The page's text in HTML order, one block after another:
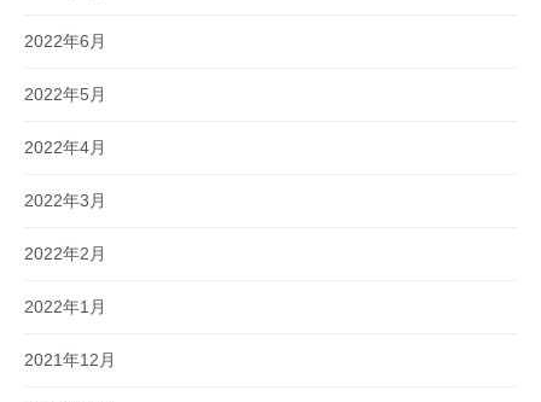
2022年6月
2022年5月
2022年4月
2022年3月
2022年2月
2022年1月
2021年12月